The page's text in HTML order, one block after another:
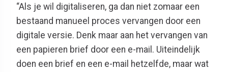
“Als je wil digitaliseren, ga dan niet zomaar een
bestaand manueel proces vervangen door een
digitale versie. Denk maar aan het vervangen van
een papieren brief door een e-mail. Uiteindelijk
doen een brief en een e-mail hetzelfde, maar wat